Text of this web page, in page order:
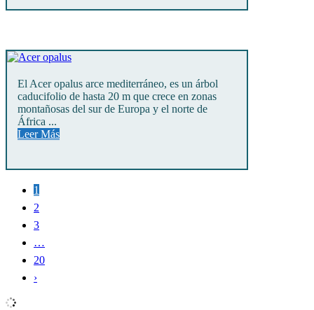
El Acer opalus arce mediterráneo, es un árbol
caducifolio de hasta 20 m que crece en zonas
montañosas del sur de Europa y el norte de
África ...
Leer Más
1
2
3
…
20
›